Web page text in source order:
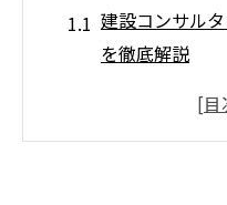
建設コンサル
を徹底解説
建設コンサル